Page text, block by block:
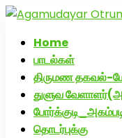
Home
பாடல்கள்
திருமண தகவல்-
துளுவ
தொடர்புக்கு
அகமுடையார்